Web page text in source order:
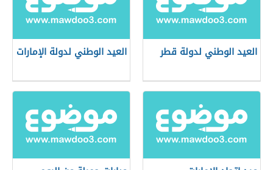
العيد الوطني لدولة قطر العيد الوطني لدولة الإمارات